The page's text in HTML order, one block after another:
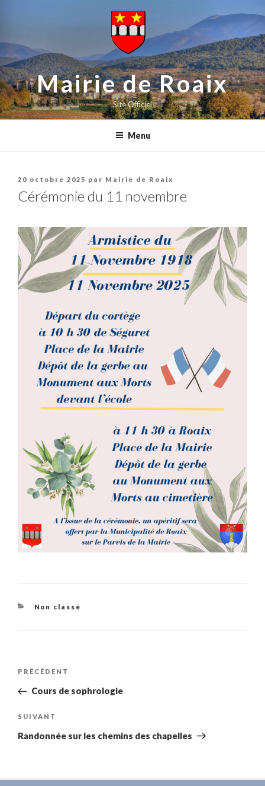
principal
Mairie de Roaix
Site Officiel
Menu
Publié
20 octobre 2025 par Mairie de Roaix
Cérémonie du 11 novembre
Catégories
Non classé
Navigation
l’article
Article
précédent
PRÉCÉDENT
Cours de sophrologie
Article
suivant
SUIVANT
Randonnée sur les chemins des chapelles